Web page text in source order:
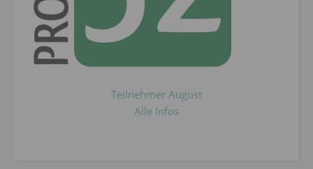
Teilnehmer August
Alle Infos